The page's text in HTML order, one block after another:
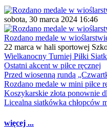
sobota, 30 marca 2024 16:46
Rozdano medale w
22 marca w hali sportowej
Wielkanocny Turniej Piłki
Ostatni akcent w piłce ręcznej
Przed wiosenną rundą
Rozdano medale w mini piłce
Koszykarskie złota ponownie
Licealna siatkówka chłopców
więcej ...